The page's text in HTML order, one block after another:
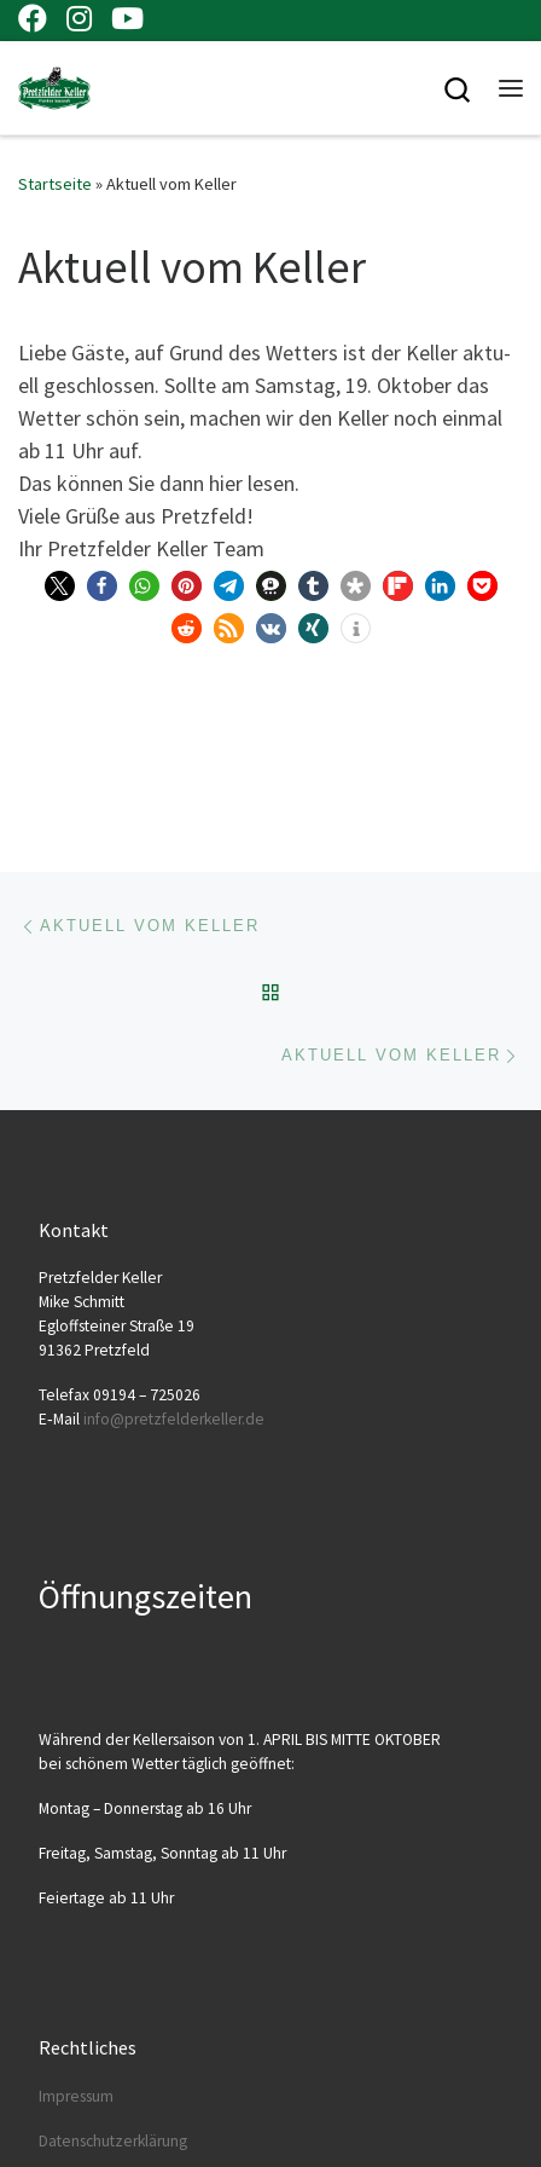
Zum Inhalt springen
Startseite »Aktuell vom Keller
Aktuell vom Keller
Lie­be Gäs­te, auf Grund des Wet­ters ist der Kel­ler aktu­
ell geschlos­sen. Soll­te am Sams­tag, 19. Okto­ber das
Wet­ter schön sein, machen wir den Kel­ler noch ein­mal
ab 11 Uhr auf.
Das kön­nen Sie dann hier lesen.
Vie­le Grü­ße aus Pretzfeld!
Ihr Pretz­fel­der Kel­ler Team
Beitragsnavigation
AKTUELL VOM KELLER
AKTUELL VOM KELLER
Kontakt
Pretz­fel­der Keller
Mike Schmitt
Egloff­stei­ner Stra­ße 19
91362 Pretzfeld
Tele­fax 09194 – 725026
E‑Mail info@​pretzfelderkeller.​de
Öffnungszeiten
Wäh­rend der Kel­ler­sai­son von 1. APRIL BIS MITTE OKTOBER
bei schö­nem Wet­ter täg­lich geöffnet:
Mon­tag – Don­ners­tag ab 16 Uhr
Frei­tag, Sams­tag, Sonn­tag ab 11 Uhr
Fei­er­ta­ge ab 11 Uhr
Rechtliches
Impres­sum
Daten­schutz­er­klä­rung